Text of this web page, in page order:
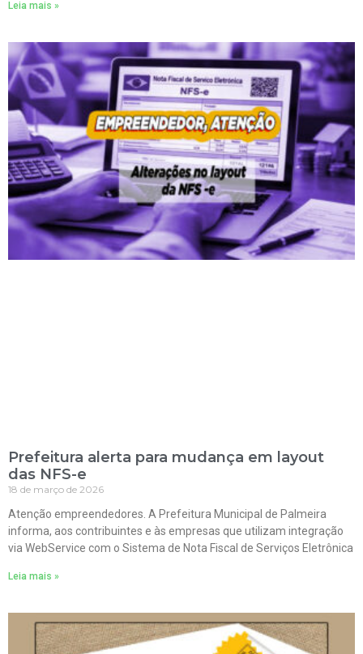
Leia mais »
Prefeitura alerta para mudança em layout
das NFS-e
18 de março de 2026
Atenção empreendedores. A Prefeitura Municipal de Palmeira
informa, aos contribuintes e às empresas que utilizam integração
via WebService com o Sistema de Nota Fiscal de Serviços Eletrônica
Leia mais »